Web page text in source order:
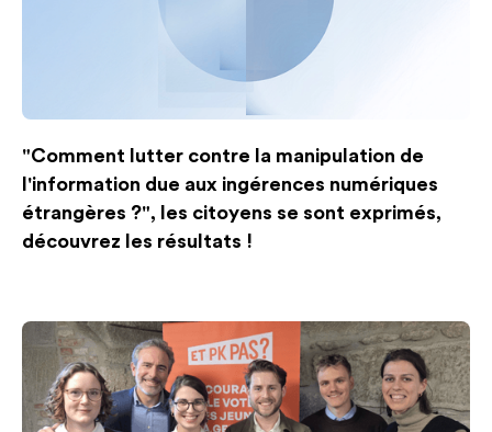
"Comment lutter contre la manipulation de
l'information due aux ingérences numériques
étrangères ?", les citoyens se sont exprimés,
découvrez les résultats !